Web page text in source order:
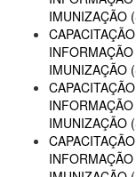
IMUNIZAÇÃO
IMUNIZAÇÃO
IMUNIZAÇÃO